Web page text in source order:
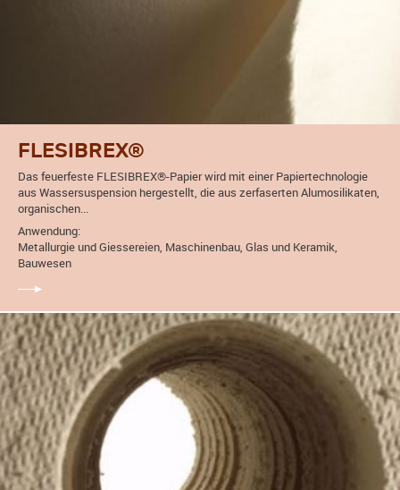
FLESIBREX®
Das feuerfeste FLESIBREX®-Papier wird mit einer Papiertechnologie
aus Wassersuspension hergestellt, die aus zerfaserten Alumosilikaten,
organischen...
Anwendung:
Metallurgie und Giessereien, Maschinenbau, Glas und Keramik,
Bauwesen